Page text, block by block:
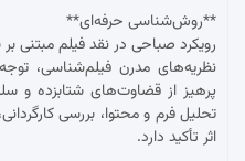
**روش‌شناسی حرفه‌ای**
رویکرد صباحی در نقد فیلم مبتنی
نظریه‌های مدرن فیلم‌شناسی،
پرهیز از قضاوت‌های شتابزده و
تحلیل فرم و محتوا، بررسی
اثر تأکید دارد.